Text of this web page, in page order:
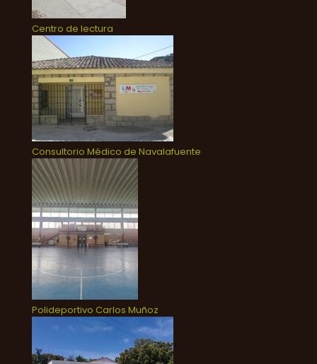
Centro de lectura
Consultorio Médico de Navalafuente
Polideportivo Carlos Muñoz